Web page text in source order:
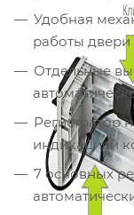
Удобная
работы
Отдельные
Регистратор
индикацией
7 основных